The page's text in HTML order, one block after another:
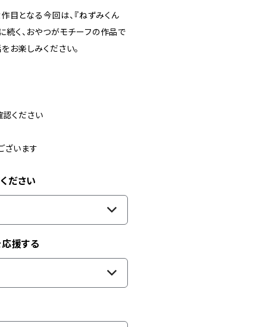
目となる今回は、『ねずみくん
く、おやつがモチーフの作品で
お楽しみください。
認ください
ざいます
ださい
援する